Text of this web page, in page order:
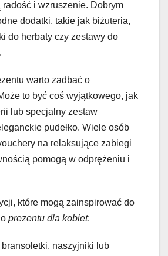
i wzruszenie. Dobrym
dodatki, takie jak biżuteria,
do herbaty czy zestawy do
warto zadbać o
to być coś wyjątkowego, jak
lub specjalny zestaw
pudełko. Wiele osób
na relaksujące zabiegi
pomogą w odprężeniu i
które mogą zainspirować do
prezentu dla kobiet:
bransoletki, naszyjniki lub